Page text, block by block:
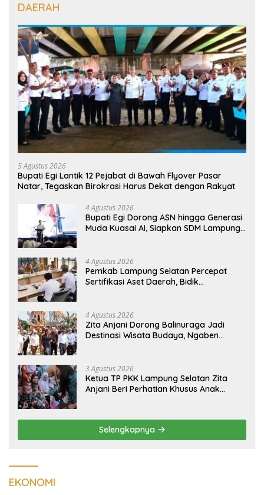
DAERAH
5 Agustus 2026
Bupati Egi Lantik 12 Pejabat di Bawah Flyover Pasar
Natar, Tegaskan Birokrasi Harus Dekat dengan Rakyat
4 Agustus 2026
Bupati Egi Dorong ASN hingga Generasi
Muda Kuasai AI, Siapkan SDM Lampung
4 Agustus 2026
Pemkab Lampung Selatan Percepat
Sertifikasi Aset Daerah, Bidik
4 Agustus 2026
Zita Anjani Dorong Balinuraga Jadi
Destinasi Wisata Budaya, Ngaben
3 Agustus 2026
Ketua TP PKK Lampung Selatan Zita
Anjani Beri Perhatian Khusus Anak
Selengkapnya
EKONOMI